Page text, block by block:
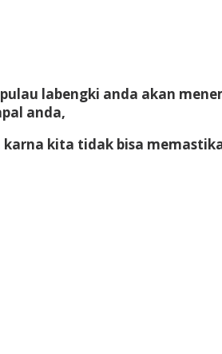
labengki anda akan
anda,
kita tidak bisa